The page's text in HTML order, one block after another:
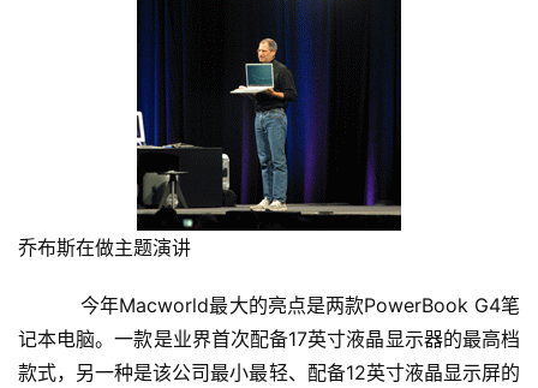
乔布斯在做主题演讲
今年Macworld最大的亮点是两款PowerBook G4笔
记本电脑。一款是业界首次配备17英寸液晶显示器的最高档
款式，另一种是该公司最小最轻、配备12英寸液晶显示屏的